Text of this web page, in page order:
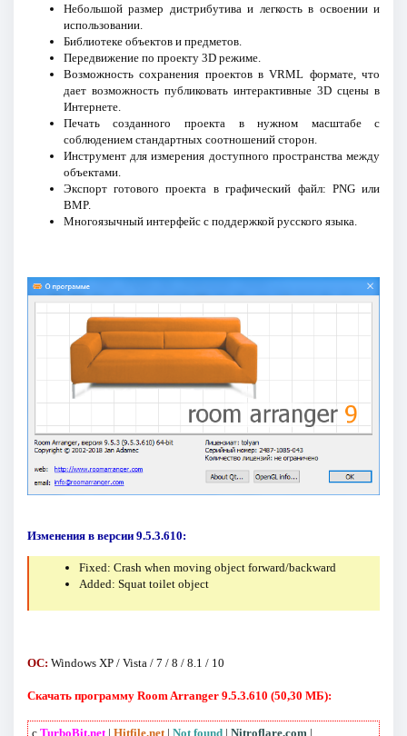
Небольшой размер дистрибутива и легкость в освоении и
использовании.
Библиотеке объектов и предметов.
Передвижение по проекту 3D режиме.
Возможность сохранения проектов в VRML формате, что
дает возможность публиковать интерактивные 3D сцены в
Интернете.
Печать созданного проекта в нужном масштабе с
соблюдением стандартных соотношений сторон.
Инструмент для измерения доступного пространства между
объектами.
Экспорт готового проекта в графический файл: PNG или
BMP.
Многоязычный интерфейс с поддержкой русского языка.
Изменения в версии 9.5.3.610:
Fixed: Crash when moving object forward/backward
Added: Squat toilet object
ОС: Windows XP / Vista / 7 / 8 / 8.1 / 10
Скачать программу Room Arranger 9.5.3.610 (50,30 МБ):
с TurboBit.net| Hitfile.net| Not found| Nitroflare.com |